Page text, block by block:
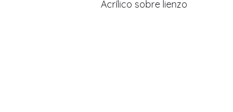
Acrílico sobre lienzo